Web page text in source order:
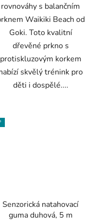
rovnováhy s balančním
Waikiki Beach od
Goki. Toto kvalitní
dřevěné prkno s
protiskluzovým korkem
skvělý trénink pro
děti i dospělé....
Senzorická natahovací
guma duhová, 5 m